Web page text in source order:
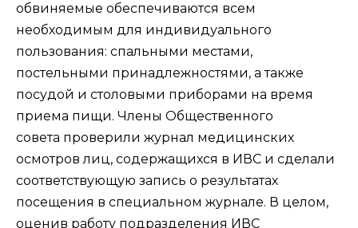
обвиняемые обеспечиваются всем
необходимым для индивидуального
пользования: спальными местами,
постельными принадлежностями, а также
посудой и столовыми приборами на время
приема пищи. Члены Общественного
совета проверили журнал медицинских
осмотров лиц, содержащихся в ИВС и сделали
соответствующую запись о результатах
посещения в специальном журнале. В целом,
оценив работу подразделения ИВС